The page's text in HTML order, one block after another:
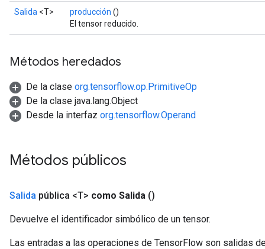
Salida <T> producción ()
El tensor reducido.
Métodos heredados
De la clase org.tensorflow.op.PrimitiveOp
De la clase java.lang.Object
Desde la interfaz org.tensorflow.Operand
Métodos públicos
Salida pública <T> como Salida ()
Devuelve el identificador simbólico de un tensor.
Las entradas a las operaciones de TensorFlow son salidas